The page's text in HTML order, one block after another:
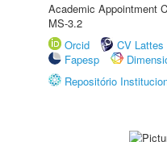
Academic Appointment
MS-3.2
Orcid
CV Lattes
Fapesp
Repositório